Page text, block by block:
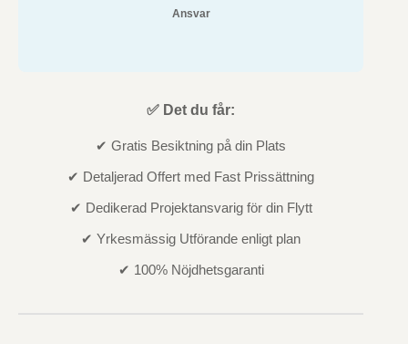
Ansvar
✅ Det du får:
✔ Gratis Besiktning på din Plats
✔ Detaljerad Offert med Fast Prissättning
✔ Dedikerad Projektansvarig för din Flytt
✔ Yrkesmässig Utförande enligt plan
✔ 100% Nöjdhetsgaranti